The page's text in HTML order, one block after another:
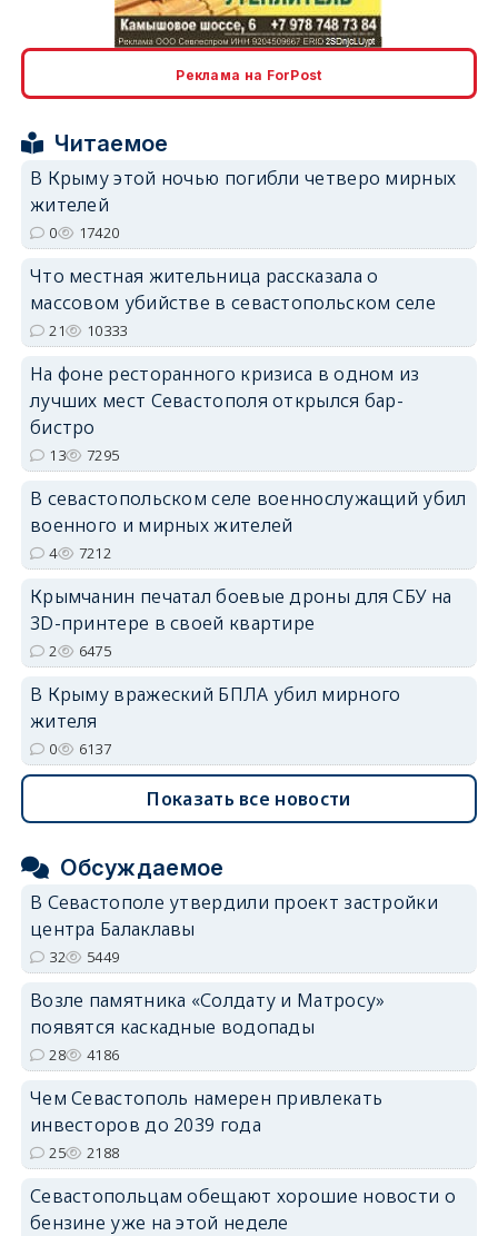
Реклама на ForPost
Читаемое
В Крыму этой ночью погибли четверо мирных
жителей
0 17420
Что местная жительница рассказала о
массовом убийстве в севастопольском селе
21 10333
На фоне ресторанного кризиса в одном из
лучших мест Севастополя открылся бар-
бистро
13 7295
В севастопольском селе военнослужащий убил
военного и мирных жителей
4 7212
Крымчанин печатал боевые дроны для СБУ на
3D-принтере в своей квартире
2 6475
В Крыму вражеский БПЛА убил мирного
жителя
0 6137
Показать все новости
Обсуждаемое
В Севастополе утвердили проект застройки
центра Балаклавы
32 5449
Возле памятника «Солдату и Матросу»
появятся каскадные водопады
28 4186
Чем Севастополь намерен привлекать
инвесторов до 2039 года
25 2188
Севастопольцам обещают хорошие новости о
бензине уже на этой неделе